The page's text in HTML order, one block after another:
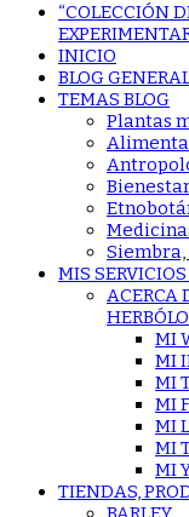
“COLECCIÓN
INICIO
BLOG
TEMAS BLOG
Plantas
MIS
ACERCA
MI
MI
MI
MI
MI
MI
MI
TIENDAS,